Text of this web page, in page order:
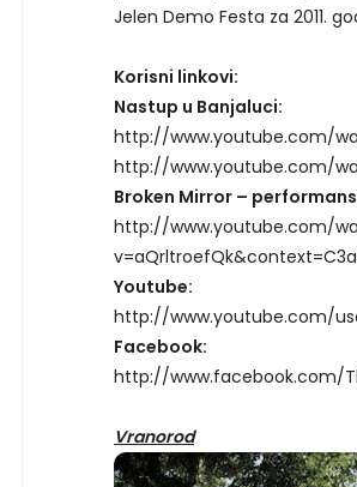
Jelen Demo Festa za 2011.
Korisni linkovi:
Nastup u Banjaluci:
http://www.youtube.com/
http://www.youtube.com/
Broken Mirror –
http://www.youtube.com/
Youtube:
http://www.youtube.com/
Facebook:
http://www.facebook.com/
Vranorod